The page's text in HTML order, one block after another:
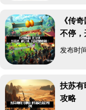
《传
不停，
发布时
扶苏有
攻略